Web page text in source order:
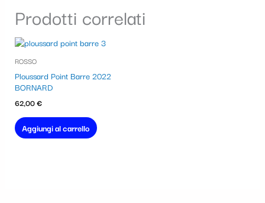
Prodotti correlati
ROSSO
Ploussard Point Barre 2022
BORNARD
62,00€
Aggiungi al carrello